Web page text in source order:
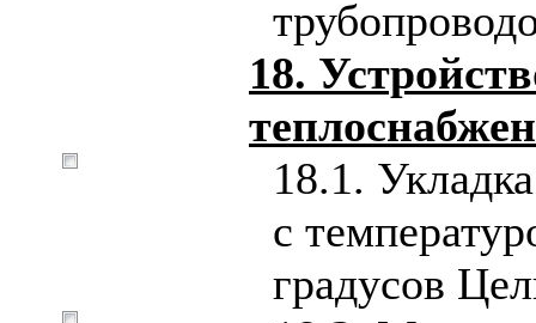
18.
18.1.
с
градусов